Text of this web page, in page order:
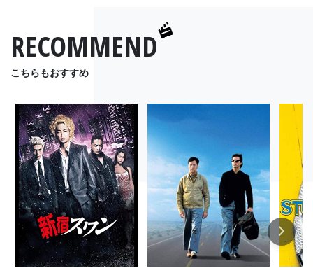
RECOMMEND
こちらもおすすめ
Next